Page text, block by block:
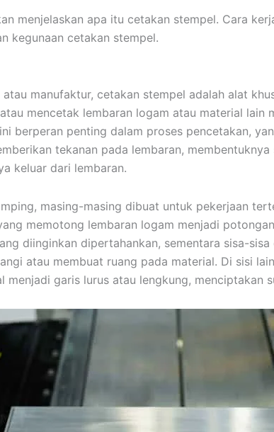
menjelaskan apa itu cetakan stempel. Cara
kegunaan cetakan stempel.
manufaktur, cetakan stempel adalah alat
mencetak lembaran logam atau material lain
berperan penting dalam proses pencetakan,
tekanan pada lembaran, membentuknya
keluar dari lembaran.
masing-masing dibuat untuk pekerjaan
memotong lembaran logam menjadi
diinginkan dipertahankan, sementara sisa-
atau membuat ruang pada material. Di sisi
menjadi garis lurus atau lengkung, menciptakan